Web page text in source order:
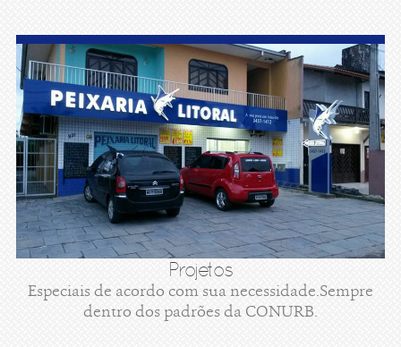
Projetos
Especiais de acordo com sua necessidade.Sempre
dentro dos padrões da CONURB.